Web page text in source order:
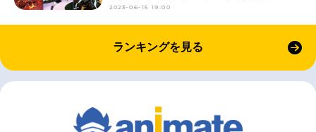
2023-06-15 19:00
ランキングを見る